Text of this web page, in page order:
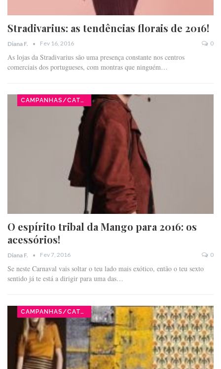
Stradivarius: as tendências florais de 2016!
Diana F. Fev 16, 2016 0
As lojas da Stradivarius são uma presença constante nos centros
comerciais dos portugueses, com montras que ninguém…
CAMPANHAS/CATÁLOGOS
O espírito tribal da Mango para 2016: os
acessórios!
Diana F. Fev 7, 2016 0
Se neste Carnaval vais soltar o teu lado mais exótico, então o teu sexto
sentido já te está a dirigir para uma das…
CAMPANHAS/CATÁLOGOS